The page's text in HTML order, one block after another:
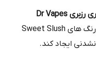
سالت بلوبری رزبری Dr Vapes
، جایی که تمشک آبی غنی با رنگ‌ های Sweet Slush
ایجاد کند.